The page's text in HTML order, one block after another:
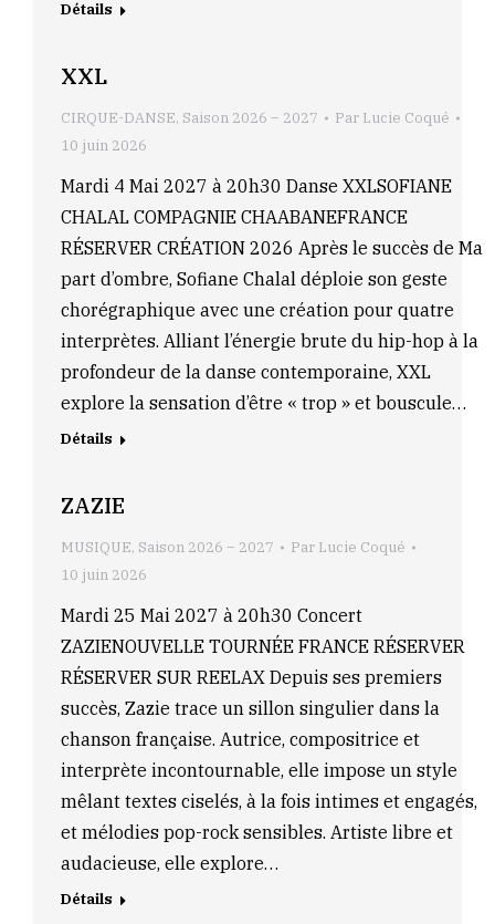
Détails
XXL
CIRQUE-DANSE, Saison 2026 – 2027 Par Lucie Coqué
10 juin 2026
Mardi 4 Mai 2027 à 20h30 Danse XXLSOFIANE
CHALAL COMPAGNIE CHAABANEFRANCE
RÉSERVER CRÉATION 2026 Après le succès de Ma
part d’ombre, Sofiane Chalal déploie son geste
chorégraphique avec une création pour quatre
interprètes. Alliant l’énergie brute du hip-hop à la
profondeur de la danse contemporaine, XXL
explore la sensation d’être « trop » et bouscule…
Détails
ZAZIE
MUSIQUE, Saison 2026 – 2027 Par Lucie Coqué
10 juin 2026
Mardi 25 Mai 2027 à 20h30 Concert
ZAZIENOUVELLE TOURNÉE FRANCE RÉSERVER
RÉSERVER SUR REELAX Depuis ses premiers
succès, Zazie trace un sillon singulier dans la
chanson française. Autrice, compositrice et
interprète incontournable, elle impose un style
mêlant textes ciselés, à la fois intimes et engagés,
et mélodies pop-rock sensibles. Artiste libre et
audacieuse, elle explore…
Détails